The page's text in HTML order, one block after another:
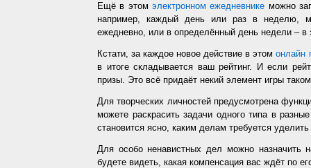
Ещё в этомэлектронном ежедневнике можно
например, каждый день или раз в неделю,
ежедневно, или в определённый день недели – в
Кстати, за каждое новое действие в этомонлайн
в итоге складывается ваш рейтинг. И если
призы. Это всё придаёт некий элемент игры
Для творческих личностей предусмотрена
можете раскрасить задачи одного типа в
становится ясно, каким делам требуется
Для особо ненавистных дел можно назначить
будете видеть, какая компенсация вас ждёт по